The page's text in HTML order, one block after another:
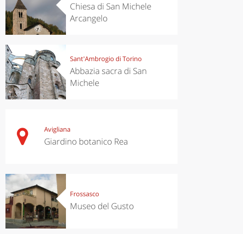
Chiesa di San Michele
Arcangelo
Sant'Ambrogio di Torino
Abbazia sacra di San
Michele
Avigliana
Giardino botanico Rea
Frossasco
Museo del Gusto